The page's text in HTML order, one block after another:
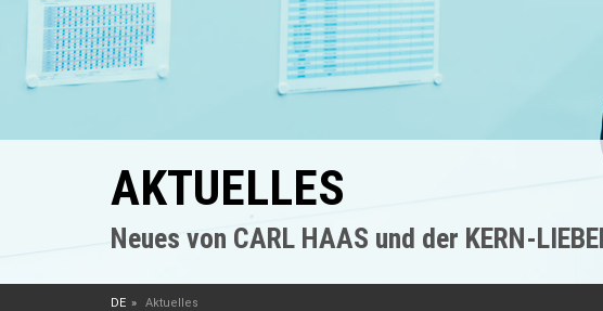
AKTUELLES
Neues von CARL HAAS und der KERN-
DE Aktuelles